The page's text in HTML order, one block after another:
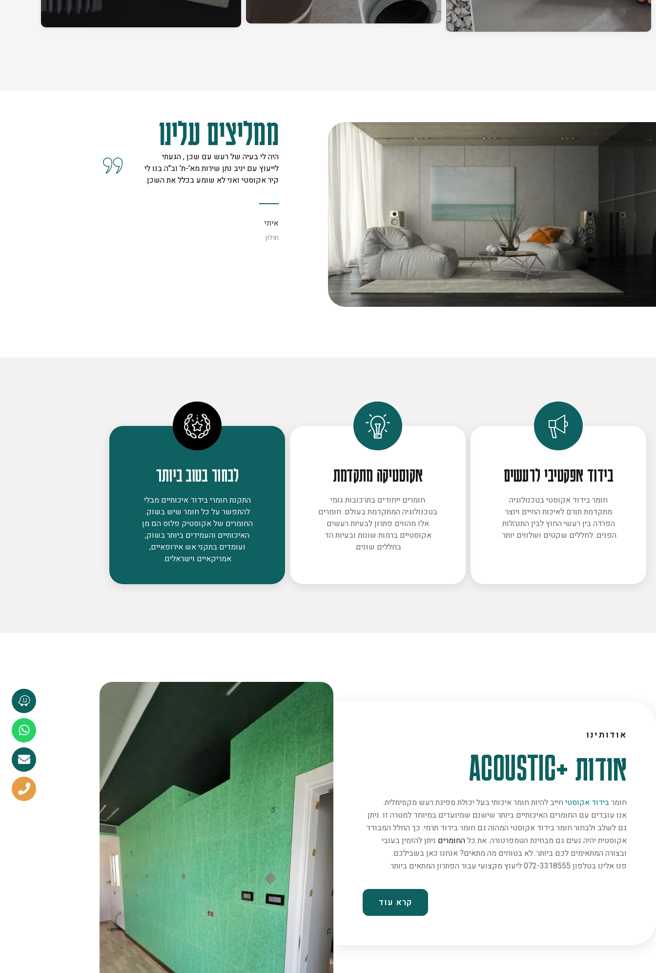
ממליצים עלינו
מקום של מקצוענים על לב טוב ורצון אדיר
לתת מענה לכל לקוח. אצלם מצאתי את
דב
היה לי בעיה של רעש עם שכן , הגעתי
לייעוץ עם יניב נתן שירות מא'-ת' וב"ה בנו לי
קיר אקוסטי ואני לא שומע בכלל את השכן.
איתי
חולון
בידוד אפקטיבי לרעשים
חומר בידוד אקוסטי בטכנולוגיה
מתקדמת תורם לאיכות החיים ויוצר
הפרדה בין רעשי החוץ לבין התנהלות
הפנים. לחללים שקטים ושלווים יותר.
אקוסטיקה מתקדמת
חומרים ייחודים בתרכובות גומי
בטכנולוגיה המתקדמת בעולם. חומרים
אלו מהווים פתרון לבעיות רעשים
אקוסטיים ברמות שונות ובעיות הד
בחללים שונים.
לבחור בטוב ביותר
התקנת חומרי בידוד איכותיים מבלי
להתפשר על כל חומר שיש בשוק.
החומרים של אקוסטיק פלוס הם מן
האיכותיים והעמידים ביותר בשוק,
ועומדים בתקני אש אירופאיים,
אמריקאיים וישראלים.
אודותינו
אודות +ACOUSTIC
חומרבידוד אקוסטי חייב להיות חומר איכותי בעל יכולת ספיגת רעש מקסימלית.
אנו עובדים עם החומרים האיכותיים ביותר שישנם שמיועדים במיוחד למטרה זו. ניתן
גם לשלב ולבחור חומר בידוד אקוסטי המהוה גם חומר בידוד תרמי. כך החלל המבודד
אקוסטית יהיה נעים גם מבחינת הטמפרטורה. את כלהחומרים ניתן להזמין בעובי
ובצורה המתאימים לכם ביותר. לא בטוחים מה מתאים? אנחנו כאן בשבילכם.
פנו אלינו בטלפון 072-3318555 ליעוץ מקצועי עבור הפתרון המתאים ביותר.
קרא עוד